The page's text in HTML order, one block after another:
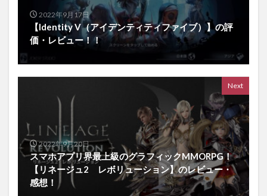
2022年9月17日
【Identity V（アイデンティティファイブ）】の評
価・レビュー！！
Next
2022年9月20日
スマホアプリ界最上級のグラフィックMMORPG！
【リネージュ2 レボリューション】のレビュー・
感想！